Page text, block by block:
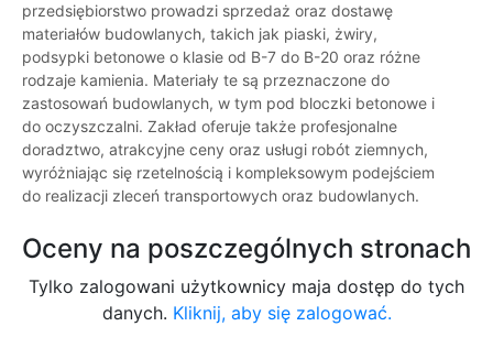
przedsiębiorstwo prowadzi sprzedaż oraz dostawę
materiałów budowlanych, takich jak piaski, żwiry,
podsypki betonowe o klasie od B-7 do B-20 oraz różne
rodzaje kamienia. Materiały te są przeznaczone do
zastosowań budowlanych, w tym pod bloczki betonowe i
do oczyszczalni. Zakład oferuje także profesjonalne
doradztwo, atrakcyjne ceny oraz usługi robót ziemnych,
wyróżniając się rzetelnością i kompleksowym podejściem
do realizacji zleceń transportowych oraz budowlanych.
Oceny na poszczególnych stronach
Tylko zalogowani użytkownicy maja dostęp do tych
danych. Kliknij, aby się zalogować.